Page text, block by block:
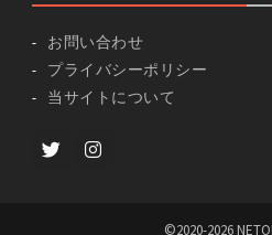
お問い合わせ
プライバシーポリシー
当サイトについて
©2020-2026